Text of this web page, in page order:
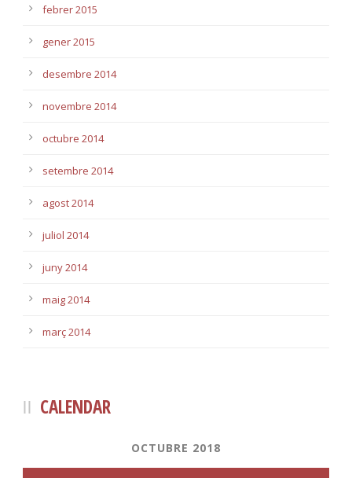
febrer 2015
gener 2015
desembre 2014
novembre 2014
octubre 2014
setembre 2014
agost 2014
juliol 2014
juny 2014
maig 2014
març 2014
CALENDAR
OCTUBRE 2018